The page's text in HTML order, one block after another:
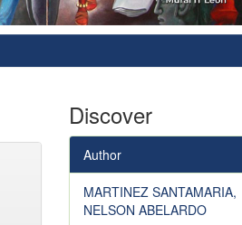
Discover
Author
MARTINEZ SANTAMARIA,
NELSON ABELARDO